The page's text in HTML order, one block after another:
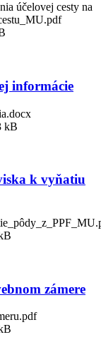
účelovej cesty na
informácie
kB
k vyňatiu
zámere